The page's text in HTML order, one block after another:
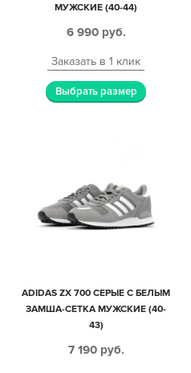
МУЖСКИЕ (40-44)
6 990 руб.
Заказать в 1 клик
Выбрать размер
ADIDAS ZX 700 СЕРЫЕ С БЕЛЫМ
ЗАМША-СЕТКА МУЖСКИЕ (40-
43)
7 190 руб.